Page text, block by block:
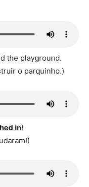
the playground.
o parquinho.)
in!